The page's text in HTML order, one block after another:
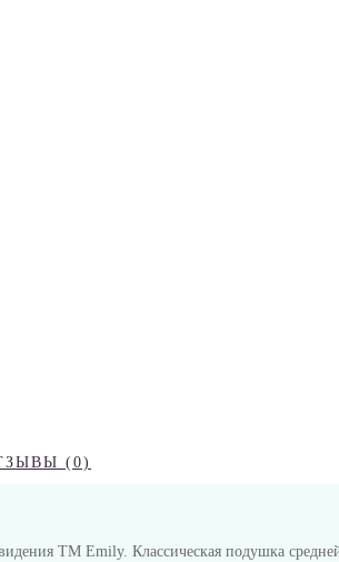
(0)
ТМ Emily. Классическая подушка